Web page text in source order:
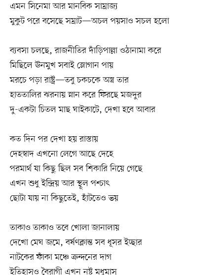
এমন সিনেমা আর মানবিক সাম্রাজ্য
মুকুট পরে বসেছে সম্রাট—অচল পয়সাও সচল হলো
ব্যবসা চলছে, রাজনীতির দাঁড়িপাল্লা ওঠানামা করে
মিছিলে ঊনমুখ সবাই স্লোগান পায়
মরচে পড়া রাষ্ট্র—তবু চকচকে অস্ত্র তার
হাততালির ঝরনায় স্নান করে ফিরছে মজদুর
দু-একটা চিতল মাছ ঘাইকাটে, দেখা হবে আবার
কত দিন পর দেখা হয় রাস্তায়
দেহস্বাদ এখনো লেগে আছে দেহে
পরমার্থ যা কিছু ছিল সব শিকারি নিয়ে গেছে
এখন শুধু ইন্দ্রিয় আর স্থূল পশ্চাৎ
ছোটা যায় না কিছুতেই, হাঁটতেও ভয়
তাকাও তাকাও তবে খোলা জানালায়
দেখো মেঘ জমে, বর্ষণক্লান্ত সব ধূসর ইচ্ছার
নাটকের ফাঁকা মঞ্চে ক্রন্দনের দাগ
ইতিহাসও বৈরাগী এখন নষ্ট মধুমাস